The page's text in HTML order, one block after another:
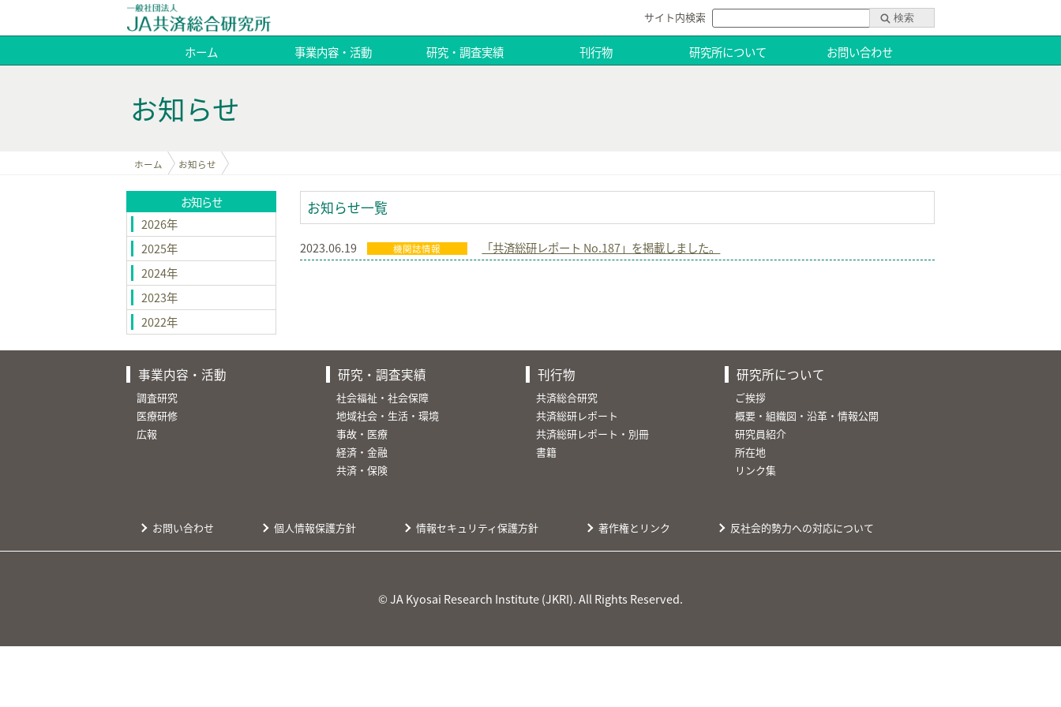
サイト内検索
ホーム 事業内容・活動 研究・調査実績 刊行物 研究所について お問い合わせ
お知らせ
ホーム お知らせ
お知らせ
2026年
2025年
2024年
2023年
2022年
お知らせ一覧
2023.06.19 機関誌情報 「共済総研レポート No.187」を掲載しました。
事業内容・活動
調査研究
医療研修
広報
研究・調査実績
社会福祉・社会保障
地域社会・生活・環境
事故・医療
経済・金融
共済・保険
刊行物
共済総合研究
共済総研レポート
共済総研レポート・別冊
書籍
研究所について
ご挨拶
概要・組織図・沿革・情報公開
研究員紹介
所在地
リンク集
お問い合わせ 個人情報保護方針 情報セキュリティ保護方針 著作権とリンク 反社会的勢力への対応について
© JA Kyosai Research Institute (JKRI). All Rights Reserved.